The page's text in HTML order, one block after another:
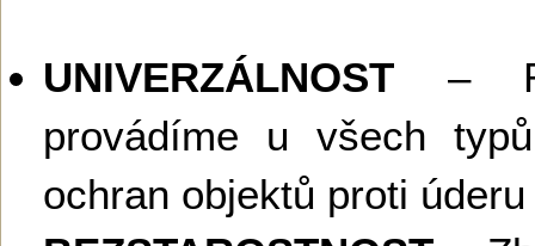
UNIVERZÁLNOST –
provádíme u všech
ochran objektů proti